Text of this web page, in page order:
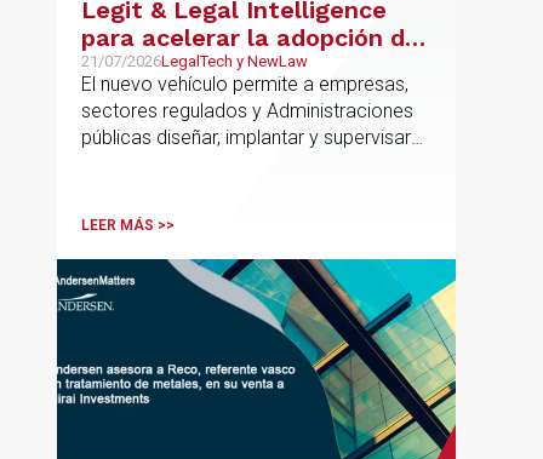
Legit & Legal Intelligence
para acelerar la adopción de
IA con seguridad jurídica en
el marco regulatorio europeo
21/07/2026LegalTech y NewLaw
El nuevo vehículo permite a empresas,
sectores regulados y Administraciones
públicas diseñar, implantar y supervisar
cumplimiento normativo desde el origen.
metodología propia de gestión de
riesgos de IA y se alinea con la
estrategia española de IA soberana
articulada en torno a ALIA.
LEER MÁS >>